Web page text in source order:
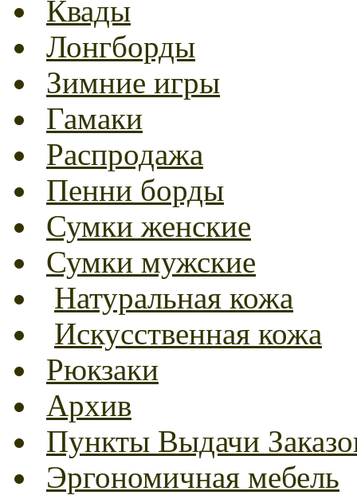
Квады
Лонгборды
Зимние игры
Гамаки
Распродажа
Пенни борды
Сумки женские
Сумки мужские
Натуральная кожа
Искусственная кожа
Рюкзаки
Архив
Пункты Выдачи
Эргономичная мебель